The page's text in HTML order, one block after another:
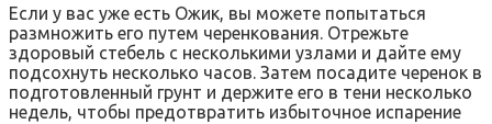
Если у вас уже есть Ожик, вы можете попытаться
размножить его путем черенкования. Отрежьте
здоровый стебель с несколькими узлами и дайте ему
подсохнуть несколько часов. Затем посадите черенок в
подготовленный грунт и держите его в тени несколько
недель, чтобы предотвратить избыточное испарение